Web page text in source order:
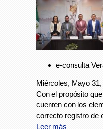
e-consulta
Miércoles, Mayo
Con el propósito
cuenten con los
correcto registro de
Leer más